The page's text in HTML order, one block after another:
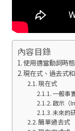
內容目錄
使用適當動詞時
現在式、過去式
現在式
一般事
啟示（
未來的
簡單過去式